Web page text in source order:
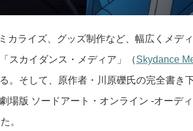
カライズ、グッズ制作など、幅広くメデ
スカイダンス・メディア」（Skydance
。そして、原作者・川原礫氏の完全書き
場版 ソードアート・オンライン -オーデ
。